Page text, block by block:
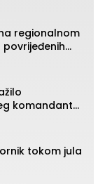
regionalnom
povrijeđenih
komandanta
tokom jula